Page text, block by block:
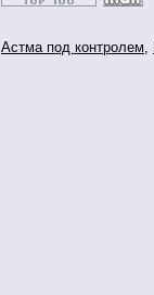
Астма под контролем,